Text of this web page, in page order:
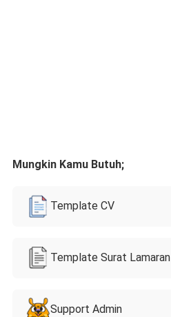
Mungkin Kamu Butuh;
Template CV
Template Surat Lamaran
Support Admin